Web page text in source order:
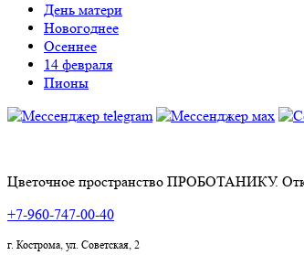
День матери
Новогоднее
Осеннее
14 февраля
Пионы
Цветочное пространство ПРОБОТАНИКУ.
+7-960-747-00-40
г. Кострома, ул. Советская, 2